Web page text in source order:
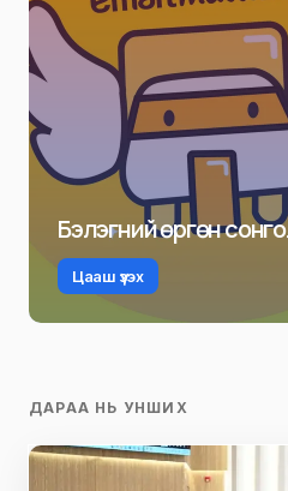
Бэлэгний өргөн
Цааш үзэх
ДАРАА НЬ УНШИХ